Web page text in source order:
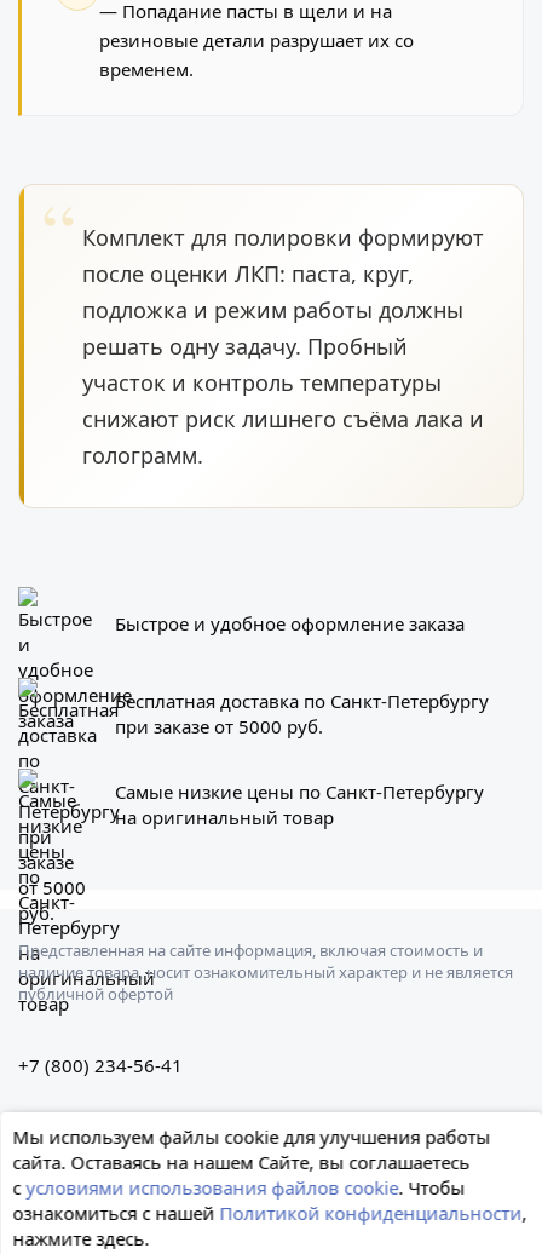
— Попадание пасты в щели и на
резиновые детали разрушает их со
временем.
Комплект для полировки формируют
после оценки ЛКП: паста, круг,
подложка и режим работы должны
решать одну задачу. Пробный
участок и контроль температуры
снижают риск лишнего съёма лака и
голограмм.
Быстрое и удобное оформление заказа
Бесплатная доставка по Санкт-Петербургу
при заказе от 5000 руб.
Самые низкие цены по Санкт-Петербургу
на оригинальный товар
© 2026 Формула
Представленная на сайте информация, включая стоимость и
наличие товара, носит ознакомительный характер и не является
публичной офертой
+7 (800) 234-56-41
Мы используем файлы cookie для улучшения работы
сайта. Оставаясь на нашем Сайте, вы соглашаетесь
сусловиями использования файлов cookie. Чтобы
ознакомиться с нашей Политикой конфиденциальности,
нажмите здесь.